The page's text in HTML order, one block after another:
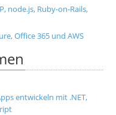
node.js, Ruby-on-Rails,
Office 365 und AWS
entwickeln mit .NET,